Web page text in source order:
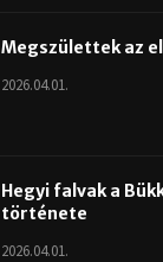
Megszülettek az
2026.04.01.
Hegyi falvak a
története
2026.04.01.